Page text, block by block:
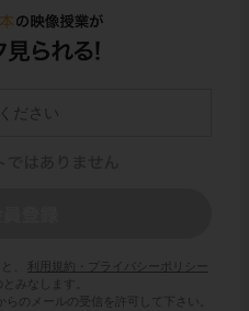
、
利用規約・プライバシーポリシー
みなします。
らのメールの受信を許可して下さい。